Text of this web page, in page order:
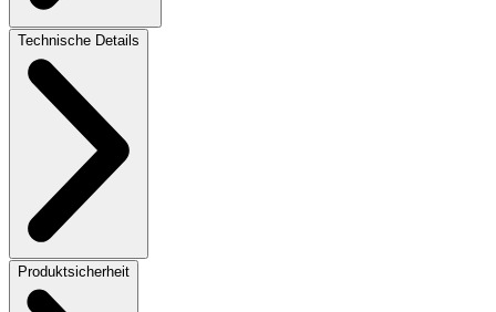
Technische Details
Produktsicherheit